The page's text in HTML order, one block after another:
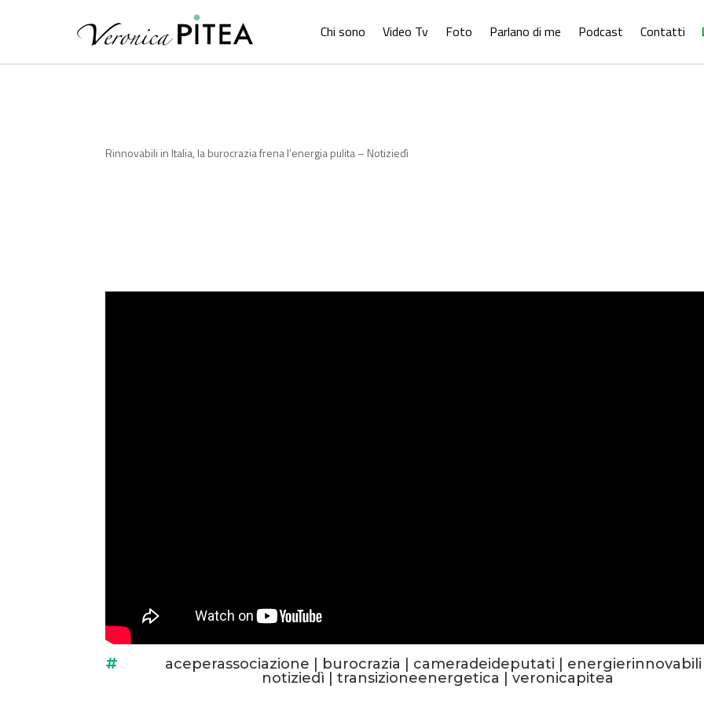
Chi sono Video Tv Foto Parlano di me Podcast Contatti
Rinnovabili in Italia, la burocrazia frena l’energia pulita – Notiziedì
 aceperassociazione burocrazia cameradeideputati energierinnovabili
notiziedì |transizioneenergetica |veronicapitea